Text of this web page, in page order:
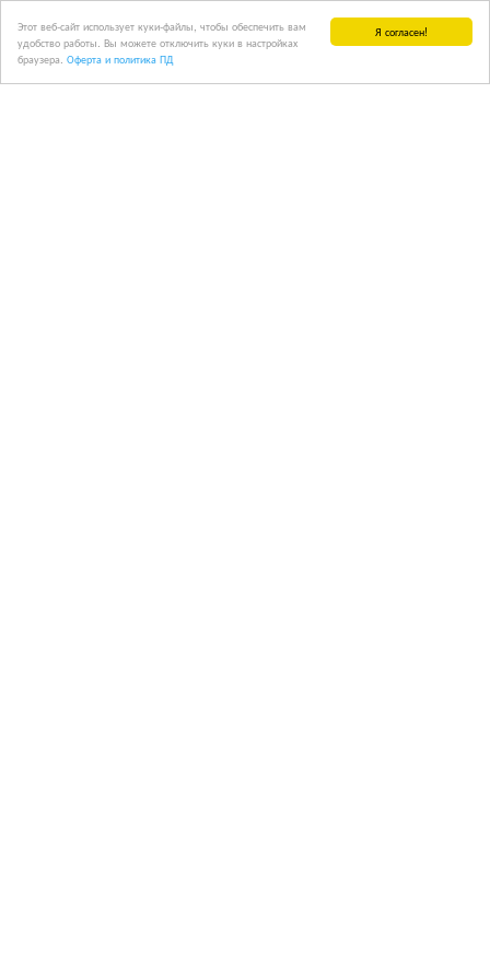
Я согласен!
Этот веб-сайт использует куки-файлы, чтобы обеспечить вам
удобство работы. Вы можете отключить куки в настройках
браузера. Оферта и политика ПД